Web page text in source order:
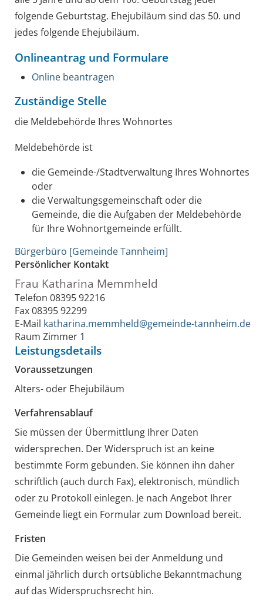
folgende Geburtstag. Ehejubiläum sind das 50. und
jedes folgende Ehejubiläum.
Onlineantrag und Formulare
Online beantragen
Zuständige Stelle
die Meldebehörde Ihres Wohnortes
Meldebehörde ist
die Gemeinde-/Stadtverwaltung Ihres Wohnortes
oder
die Verwaltungsgemeinschaft oder die
Gemeinde, die die Aufgaben der Meldebehörde
für Ihre Wohnortgemeinde erfüllt.
Bürgerbüro [Gemeinde Tannheim]
Persönlicher Kontakt
Frau Katharina Memmheld
Telefon 08395 92216
Fax08395 92299
E-Mail katharina.memmheld@gemeinde-tannheim.de
Raum Zimmer 1
Leistungsdetails
Voraussetzungen
Alters- oder Ehejubiläum
Verfahrensablauf
Sie müssen der Übermittlung Ihrer Daten
widersprechen. Der Widerspruch ist an keine
bestimmte Form gebunden. Sie können ihn daher
schriftlich (auch durch Fax), elektronisch, mündlich
oder zu Protokoll einlegen. Je nach Angebot Ihrer
Gemeinde liegt ein Formular zum Download bereit.
Fristen
Die Gemeinden weisen bei der Anmeldung und
einmal jährlich durch ortsübliche Bekanntmachung
auf das Widerspruchsrecht hin.